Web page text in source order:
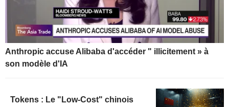
Anthropic accuse Alibaba d'accéder " illicitement » à
son modèle d'IA
Tokens : Le "Low-Cost" chinois